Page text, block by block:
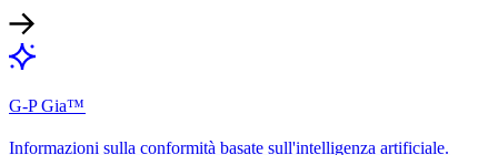
G-P Gia™​​
Informazioni sulla conformità basate sull'intelligenza artificiale.​​